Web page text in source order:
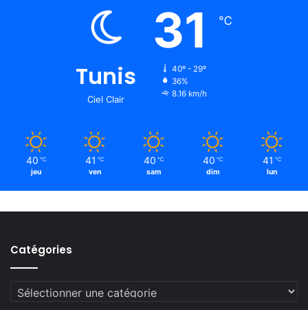
Tunis
Ciel Clair
31 ℃
40º - 29º
36%
8.16 km/h
40 ℃
jeu
41 ℃
ven
40 ℃
sam
40 ℃
dim
41 ℃
lun
Catégories
Catégories